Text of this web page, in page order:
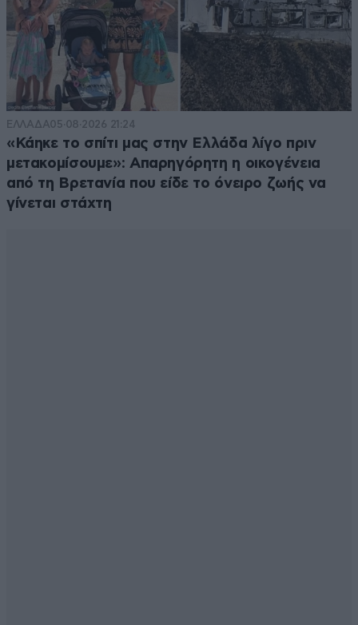
ΕΛΛΑΔΑ05·08·2026 21:24
«Κάηκε το σπίτι μας στην Ελλάδα λίγο πριν
μετακομίσουμε»: Απαρηγόρητη η οικογένεια
από τη Βρετανία που είδε το όνειρο ζωής να
γίνεται στάχτη